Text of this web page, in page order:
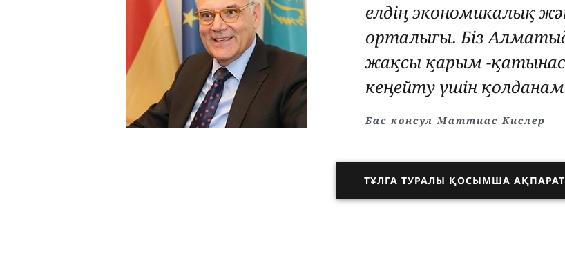
елдің экономикалық
орталығы. Біз
жақсы қарым -
кеңейту үшін
Бас консул Маттиас Кислер
ТҰЛГА ТУРАЛЫ ҚОСЫМША АҚПАРАТ